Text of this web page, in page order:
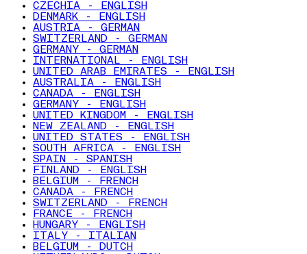
CZECHIA - ENGLISH
DENMARK - ENGLISH
AUSTRIA - GERMAN
SWITZERLAND - GERMAN
GERMANY - GERMAN
INTERNATIONAL - ENGLISH
UNITED ARAB EMIRATES - ENGLISH
AUSTRALIA - ENGLISH
CANADA - ENGLISH
GERMANY - ENGLISH
UNITED KINGDOM - ENGLISH
NEW ZEALAND - ENGLISH
UNITED STATES - ENGLISH
SOUTH AFRICA - ENGLISH
SPAIN - SPANISH
FINLAND - ENGLISH
BELGIUM - FRENCH
CANADA - FRENCH
SWITZERLAND - FRENCH
FRANCE - FRENCH
HUNGARY - ENGLISH
ITALY - ITALIAN
BELGIUM - DUTCH